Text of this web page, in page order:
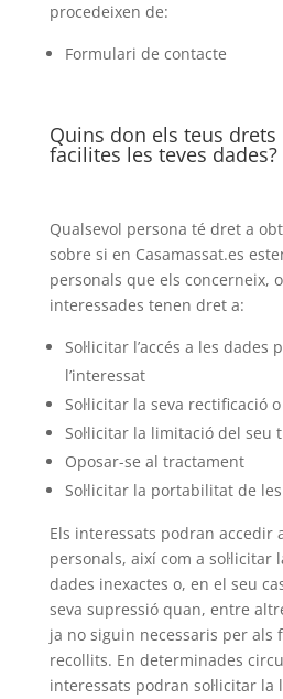
procedeixen de:
Formulari de contacte
Quins don els teus drets
facilites les teves dades?
Qualsevol persona té dret a
sobre si en Casamassat.es
personals que els concerneix,
interessades tenen dret a:
Sol·licitar l’accés a les dades
l’interessat
Sol·licitar la seva rectificació
Sol·licitar la limitació del seu
Oposar-se al tractament
Sol·licitar la portabilitat de
Els interessats podran accedir
personals, així com a sol·licitar
dades inexactes o, en el seu
seva supressió quan, entre
ja no siguin necessaris per als
recollits. En determinades
interessats podran sol·licitar la